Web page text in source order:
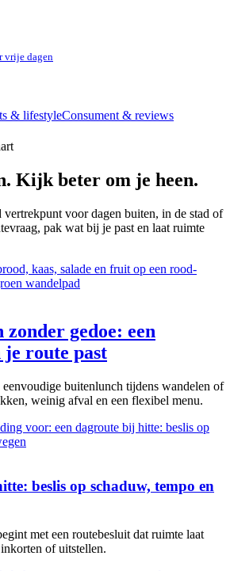
vrije dagen
& lifestyleConsument & reviews
Kijk beter om je heen.
vertrekpunt voor dagen buiten, in de stad of
pak wat bij je past en laat ruimte
gedoe: een
route past
buitenlunch tijdens wandelen of
weinig afval en een flexibel menu.
beslis op schaduw, tempo en
met een routebesluit dat ruimte laat
of uitstellen.